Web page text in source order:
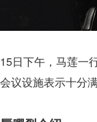
15日下午，马莲一
会议设施表示十分